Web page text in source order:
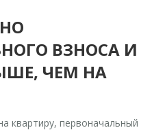
ВЗНОСА И
ЧЕМ НА
квартиру, первоначальный